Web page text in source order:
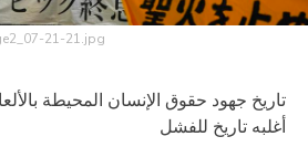
21-21.jpg
تاريخ جهود حقوق الإنسان المحيطة
أغلبه تاريخ للفشل